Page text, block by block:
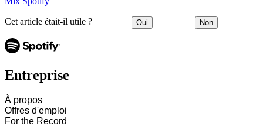
Cet article était-il utile ? Oui Non
Entreprise
À propos
Offres d'emploi
For the Record